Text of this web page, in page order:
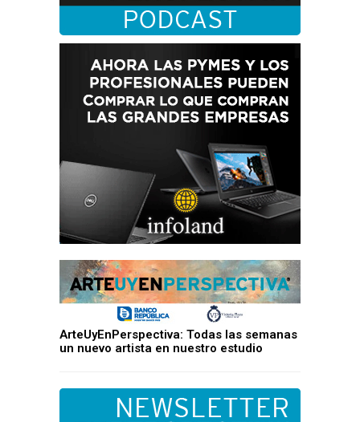
ArteUyEnPerspectiva: Todas las semanas
un nuevo artista en nuestro estudio